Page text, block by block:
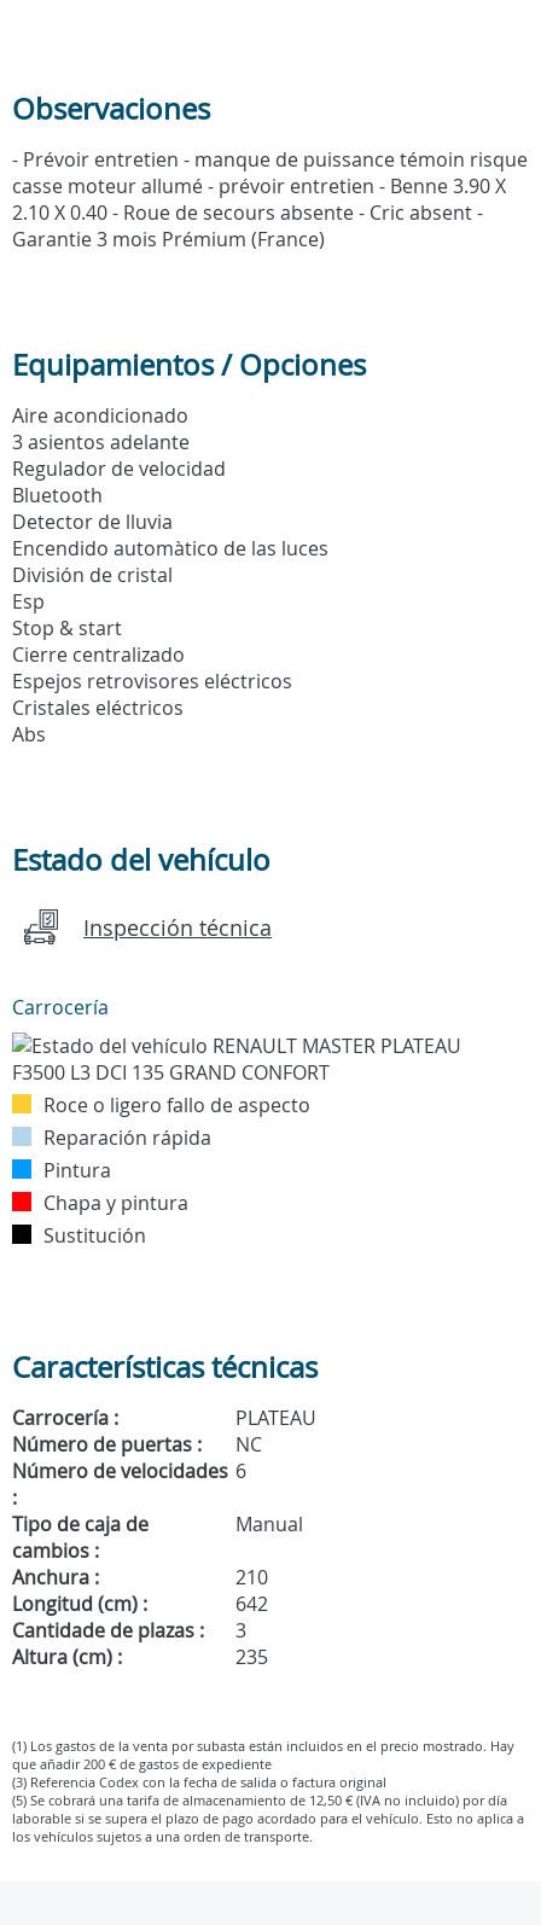
Observaciones
- Prévoir entretien - manque de puissance témoin risque
casse moteur allumé - prévoir entretien - Benne 3.90 X
2.10 X 0.40 - Roue de secours absente - Cric absent -
Garantie 3 mois Prémium (France)
Equipamientos / Opciones
Aire acondicionado
3 asientos adelante
Regulador de velocidad
Bluetooth
Detector de lluvia
Encendido automàtico de las luces
División de cristal
Esp
Stop & start
Cierre centralizado
Espejos retrovisores eléctricos
Cristales eléctricos
Abs
Estado del vehículo
Inspección técnica
Carrocería
Roce o ligero fallo de aspecto
Reparación rápida
Pintura
Chapa y pintura
Sustitución
Características técnicas
Carrocería :
PLATEAU
Número de puertas :
NC
Número de velocidades
:
6
Tipo de caja de
cambios :
Manual
Anchura :
210
Longitud (cm) :
642
Cantidade de plazas :
3
Altura (cm) :
235
(1) Los gastos de la venta por subasta están incluidos en el precio mostrado. Hay
que añadir 200 € de gastos de expediente
(3) Referencia Codex con la fecha de salida o factura original
(5) Se cobrará una tarifa de almacenamiento de 12,50 € (IVA no incluido) por día
laborable si se supera el plazo de pago acordado para el vehículo. Esto no aplica a
los vehículos sujetos a una orden de transporte.